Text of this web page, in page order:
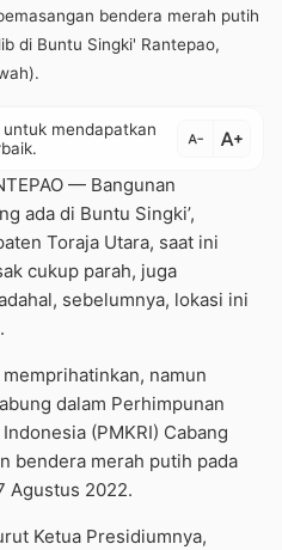
bendera merah putih
di Buntu Singki' Rantepao,
mendapatkan
text_decrease text_increase
— Bangunan
ada di Buntu Singki’,
Toraja Utara, saat ini
cukup parah, juga
sebelumnya, lokasi ini
namun
dalam Perhimpunan
(PMKRI) Cabang
bendera merah putih pada
Agustus 2022.
Ketua Presidiumnya,